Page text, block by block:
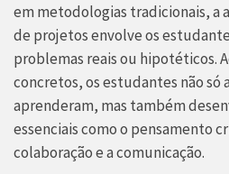
em metodologias tradicionais, a
de projetos envolve os
problemas reais ou hipotéticos.
concretos, os estudantes não só
aprenderam, mas também
essenciais como o pensamento
colaboração e a comunicação.